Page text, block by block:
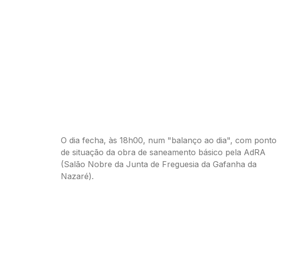
O dia fecha, às 18h00, num "balanço ao dia", com ponto
de situação da obra de saneamento básico pela AdRA
(Salão Nobre da Junta de Freguesia da Gafanha da
Nazaré).